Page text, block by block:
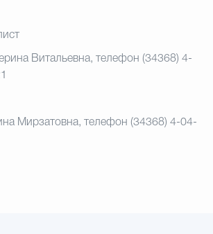
Витальевна, телефон (34368) 4-
Мирзатовна, телефон (34368) 4-04-